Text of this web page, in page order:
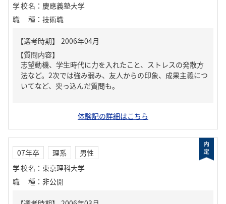
学校名 ： 慶應義塾大学
職種 ： 技術職
【質問内容】
志望動機、学生時代に力を入れたこと、ストレスの発散方
法など。2次では強み弱み、友人からの印象、成果主義につ
いてなど、突っ込んだ質問も。
体験記の詳細はこちら
07年卒 理系
男性
学校名 ： 東京理科大学
職種 ： 非公開